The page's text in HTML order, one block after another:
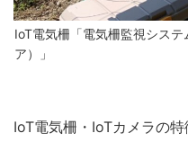
IoT電気柵「電気柵監視シス
ア）」
IoT電気柵・IoTカメラの